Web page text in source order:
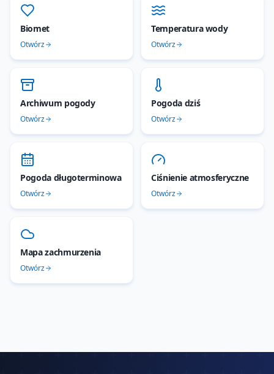
Biomet
Otwórz
Temperatura wody
Otwórz
Archiwum pogody
Otwórz
Pogoda dziś
Otwórz
Pogoda długoterminowa
Otwórz
Ciśnienie atmosferyczne
Otwórz
Mapa zachmurzenia
Otwórz